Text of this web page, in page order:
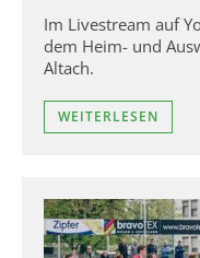
Im Livestream auf
dem Heim- und
Altach.
WEITERLESEN